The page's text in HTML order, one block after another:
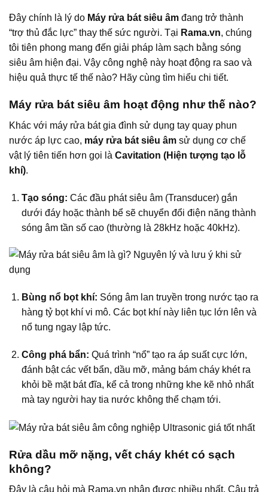
Đây chính là lý do Máy rửa bát siêu âm đang trở thành
“trợ thủ đắc lực” thay thế sức người. Tại Rama.vn, chúng
tôi tiên phong mang đến giải pháp làm sạch bằng sóng
siêu âm hiện đại. Vậy công nghệ này hoạt động ra sao và
hiệu quả thực tế thế nào? Hãy cùng tìm hiểu chi tiết.
Máy rửa bát siêu âm hoạt động như thế nào?
Khác với máy rửa bát gia đình sử dụng tay quay phun
nước áp lực cao, máy rửa bát siêu âm sử dụng cơ chế
vật lý tiên tiến hơn gọi là Cavitation (Hiện tượng tạo lỗ
khí).
Tạo sóng: Các đầu phát siêu âm (Transducer) gắn
dưới đáy hoặc thành bể sẽ chuyển đổi điện năng thành
sóng âm tần số cao (thường là 28kHz hoặc 40kHz).
Bùng nổ bọt khí: Sóng âm lan truyền trong nước tạo ra
hàng tỷ bọt khí vi mô. Các bọt khí này liên tục lớn lên và
nổ tung ngay lập tức.
Công phá bẩn: Quá trình “nổ” tạo ra áp suất cực lớn,
đánh bật các vết bẩn, dầu mỡ, mảng bám cháy khét ra
khỏi bề mặt bát đĩa, kể cả trong những khe kẽ nhỏ nhất
mà tay người hay tia nước không thể chạm tới.
Rửa dầu mỡ nặng, vết cháy khét có sạch
không?
Đây là câu hỏi mà Rama.vn nhận được nhiều nhất. Câu trả